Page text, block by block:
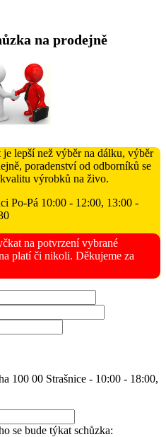
na prodejně
lepší než výběr na dálku, výběr
poradenství od odborníků se
výrobků na živo.
Po-Pá 10:00 - 12:00, 13:00 -
na potvrzení vybrané
platí či nikoli. Děkujeme za
100 00 Strašnice - 10:00 - 18:00,
se bude týkat schůzka: